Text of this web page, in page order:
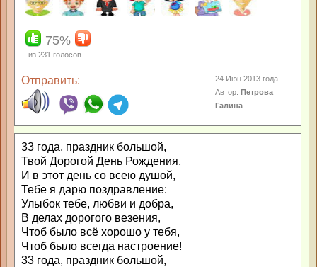
75%
из 231 голосов
Отправить:
24 Июн 2013 года
Автор:Петрова
Галина
33 года, праздник большой,
Твой Дорогой День Рождения,
И в этот день со всею душой,
Тебе я дарю поздравление:
Улыбок тебе, любви и добра,
В делах дорогого везения,
Чтоб было всё хорошо у тебя,
Чтоб было всегда настроение!
33 года, праздник большой,